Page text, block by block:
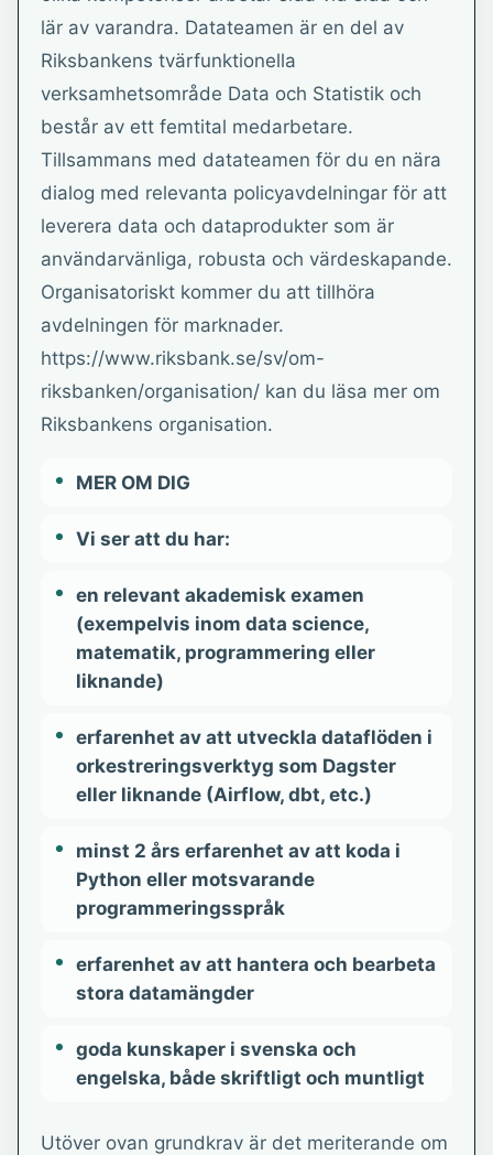
lär av varandra. Datateamen är en del av
Riksbankens tvärfunktionella
verksamhetsområde Data och Statistik och
består av ett femtital medarbetare.
Tillsammans med datateamen för du en nära
dialog med relevanta policyavdelningar för att
leverera data och dataprodukter som är
användarvänliga, robusta och värdeskapande.
Organisatoriskt kommer du att tillhöra
avdelningen för marknader.
https://www.riksbank.se/sv/om-
riksbanken/organisation/ kan du läsa mer om
Riksbankens organisation.
MER OM DIG
Vi ser att du har:
en relevant akademisk examen
(exempelvis inom data science,
matematik, programmering eller
liknande)
erfarenhet av att utveckla dataflöden i
orkestreringsverktyg som Dagster
eller liknande (Airflow, dbt, etc.)
minst 2 års erfarenhet av att koda i
Python eller motsvarande
programmeringsspråk
erfarenhet av att hantera och bearbeta
stora datamängder
goda kunskaper i svenska och
engelska, både skriftligt och muntligt
Utöver ovan grundkrav är det meriterande om